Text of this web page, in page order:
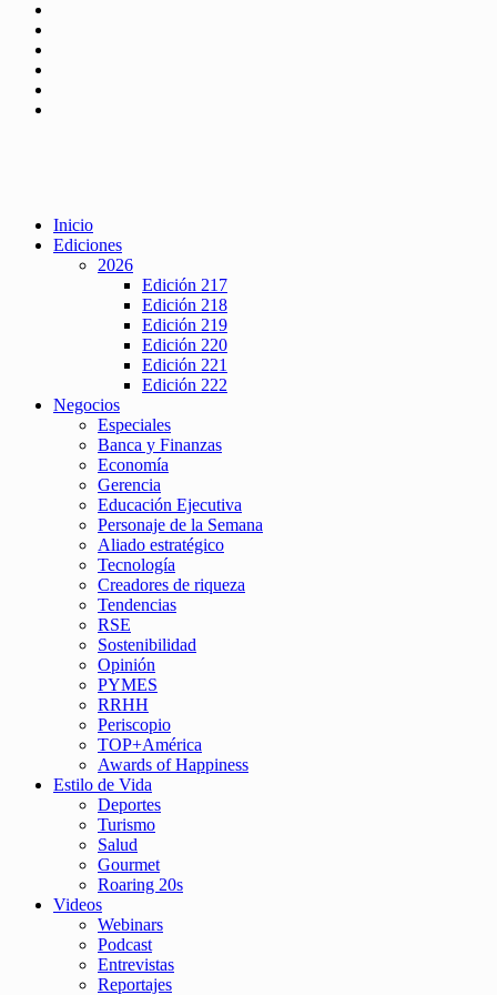
Inicio
Ediciones
2026
Edición 217
Edición 218
Edición 219
Edición 220
Edición 221
Edición 222
Negocios
Especiales
Banca y Finanzas
Economía
Gerencia
Educación Ejecutiva
Personaje de la Semana
Aliado estratégico
Tecnología
Creadores de riqueza
Tendencias
RSE
Sostenibilidad
Opinión
PYMES
RRHH
Periscopio
TOP+América
Awards of Happiness
Estilo de Vida
Deportes
Turismo
Salud
Gourmet
Roaring 20s
Videos
Webinars
Podcast
Entrevistas
Reportajes